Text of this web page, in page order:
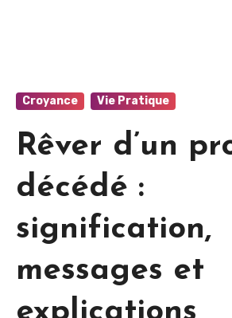
Croyance Vie Pratique
Rêver d’un
décédé :
signification,
messages et